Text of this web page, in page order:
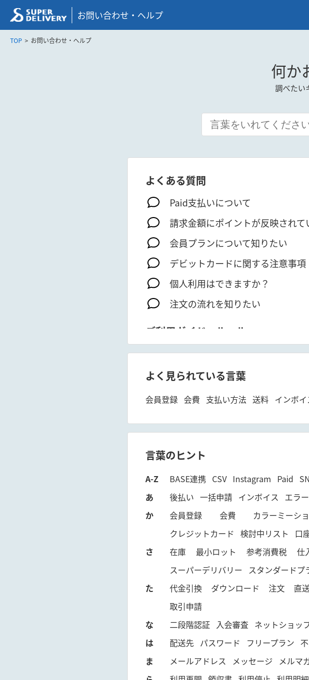
お問い合わせ・ヘルプ
TOP お問い合わせ・ヘルプ
何か
調べたい
よくある質問
Paid支払いについて
請求金額にポイントが反映されて
会員プランについて知りたい
デビットカードに関する注意事項
個人利用はできますか？
注文の流れを知りたい
ご利用ガイド・ルール
基本的な使い方
出展企業とのお取引ルール
よく見られている言葉
会員登録 会費 支払い方法 送料 インボイ
言葉のヒント
A-Z BASE連携 CSV Instagram Paid
あ
後払い 一括申請 インボイス エラー
か
会員登録 会費 カラーミーシ
クレジットカード 検討中リスト 口
さ
在庫 最小ロット 参考消費税 仕
スーパーデリバリー スタンダードプ
た
代金引換 ダウンロード 注文 直
取引申請
な
二段階認証 入会審査 ネットショッ
は
配送先 パスワード フリープラン
ま
メールアドレス メッセージ メルマ